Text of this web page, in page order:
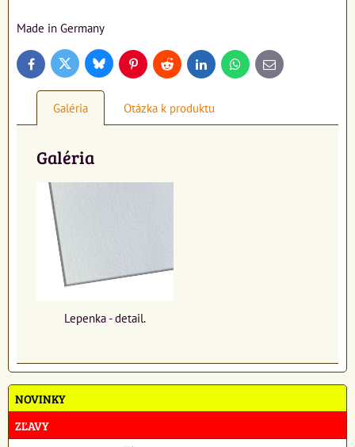
Made in Germany
FacebookTwitter BlueskyPinterestReddit LinkedInWhatsApp
E-
mail
Galéria Otázka k produktu
Galéria
Lepenka - detail.
NOVINKY
ZĽAVY